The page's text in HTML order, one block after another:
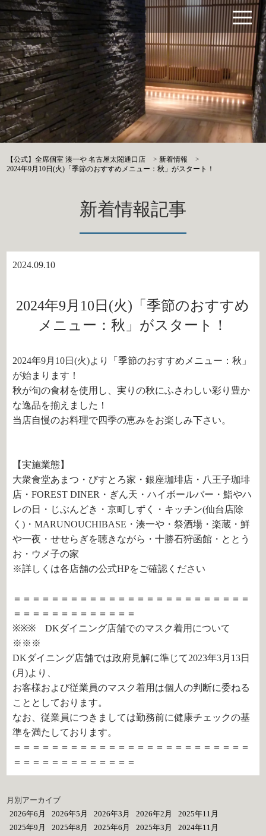
【公式】全席個室 湊一や 名古屋太閤通口店 >新着情報
>
2024年9月10日(火)「季節のおすすめメニュー：秋」がスタート！
新着情報記事
2024.09.10
2024年9月10日(火)「季節のおすすめ
メニュー：秋」がスタート！
2024年9月10日(火)より「季節のおすすめメニュー：秋」
が始まります！
秋が旬の食材を使用し、実りの秋にふさわしい彩り豊か
な逸品を揃えました！
当店自慢のお料理で四季の恵みをお楽しみ下さい。
【実施業態】
大衆食堂あまつ・びすとろ家・銀座珈琲店・八王子珈琲
店・FOREST DINER・ぎん天・ハイボールバー・鮨やハ
レの日・じぶんどき・京町しずく・キッチン(仙台店除
く)・MARUNOUCHIBASE・湊一や・祭酒場・楽蔵・鮮
や一夜・せせらぎを聴きながら・十勝石狩函館・ととう
お・ウメ子の家
※詳しくは各店舗の公式HPをご確認ください
＝＝＝＝＝＝＝＝＝＝＝＝＝＝＝＝＝＝＝＝＝＝＝＝＝
＝＝＝＝＝＝＝＝＝＝＝＝＝
※※※ DKダイニング店舗でのマスク着用について
※※※
DKダイニング店舗では政府見解に準じて2023年3月13日
(月)より、
お客様および従業員のマスク着用は個人の判断に委ねる
こととしております。
なお、従業員につきましては勤務前に健康チェックの基
準を満たしております。
＝＝＝＝＝＝＝＝＝＝＝＝＝＝＝＝＝＝＝＝＝＝＝＝＝
＝＝＝＝＝＝＝＝＝＝＝＝＝
月別アーカイブ
2026年6月
2026年5月 2026年3月 2026年2月
2025年11月
2025年9月
2025年8月 2025年6月 2025年3月
2024年11月